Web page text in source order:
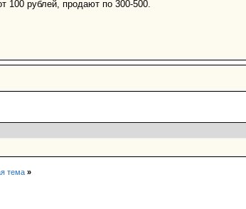
100 рублей, продают по 300-500.
тема »